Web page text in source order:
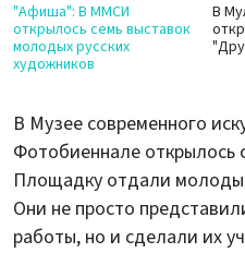
"Афиша": В ММСИ
открылось семь выставок
молодых русских
художников
В
В Музее современного
Фотобиеннале открылось
Площадку отдали
Они не просто
работы, но и сделали их